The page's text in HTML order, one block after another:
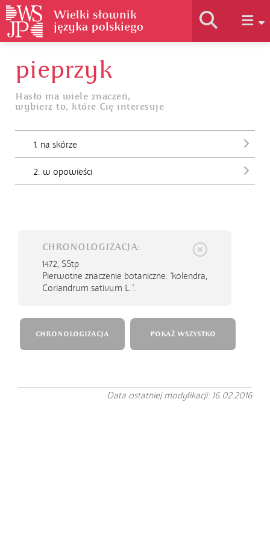
Historia słownika
Jak korzystać
pieprzyk
Hasło ma wiele znaczeń,
wybierz to, które Cię interesuje
1. na skórze
2. w opowieści
CHRONOLOGIZACJA:
1472, SStp
Pierwotne znaczenie botaniczne: 'kolendra,
Coriandrum sativum L.'.
CHRONOLOGIZACJA POKAŻ WSZYSTKO
Data ostatniej modyfikacji: 16.02.2016